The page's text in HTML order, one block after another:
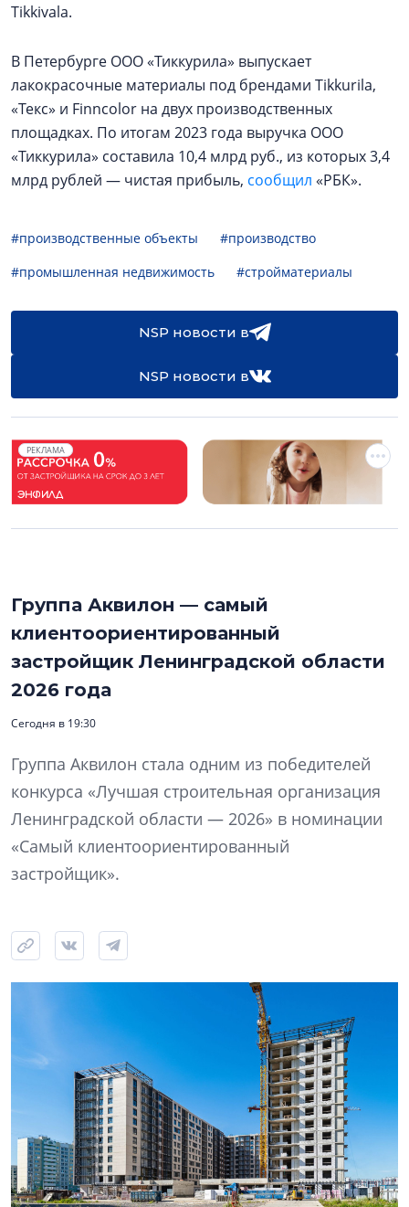
Tikkivala.
В Петербурге ООО «Тиккурила» выпускает
лакокрасочные материалы под брендами Tikkurila,
«Текс» и Finncolor на двух производственных
площадках. По итогам 2023 года выручка ООО
«Тиккурила» составила 10,4 млрд руб., из которых 3,4
млрд рублей — чистая прибыль, сообщил «РБК».
#производственные объекты
#производство
#промышленная недвижимость
#стройматериалы
NSP новости в
NSP новости в
РЕКЛАМА
Группа Аквилон — самый
клиентоориентированный
застройщик Ленинградской области
2026 года
Сегодня в 19:30
Группа Аквилон стала одним из победителей
конкурса «Лучшая строительная организация
Ленинградской области — 2026» в номинации
«Самый клиентоориентированный
застройщик».